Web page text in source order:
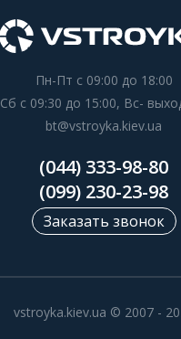
Пн-Пт с 09:00 до 18:00
Сб с 09:30 до 15:00, Вс-
bt@vstroyka.kiev.ua
(044) 333-98-80
(099) 230-23-98
Заказать звонок
vstroyka.kiev.ua © 2007 -